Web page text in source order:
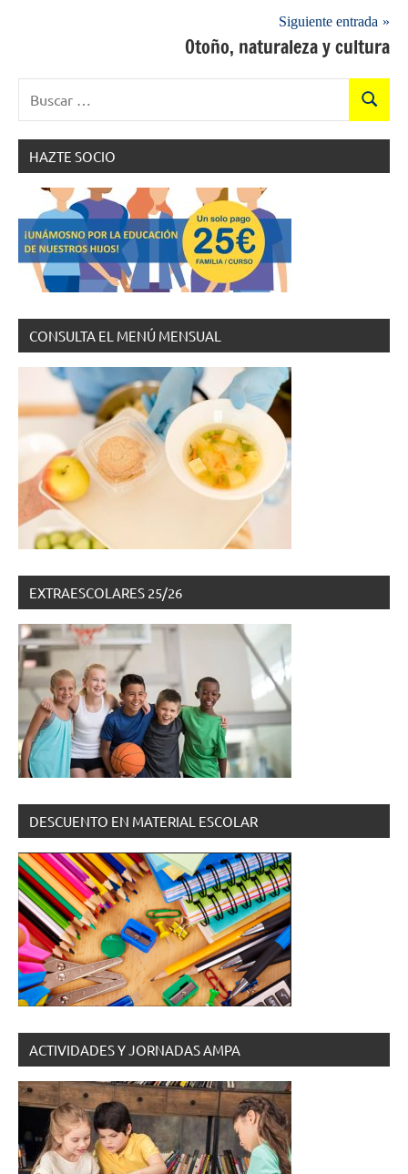
Siguiente entrada
Otoño, naturaleza y cultura
Buscar
HAZTE SOCIO
CONSULTA EL MENÚ MENSUAL
EXTRAESCOLARES 25/26
DESCUENTO EN MATERIAL ESCOLAR
ACTIVIDADES Y JORNADAS AMPA